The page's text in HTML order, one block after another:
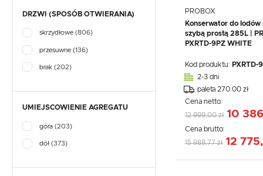
DRZWI (SPOSÓB OTWIERANIA)
skrzydłowe (806)
przesuwne (136)
brak (202)
UMIEJSCOWIENIE AGREGATU
góra (203)
dół (373)
PROBOX
Konserwator do lodów
szybą prostą 285L |
PXRTD-9PZ WHITE
Kod produktu: PXRTD-
2-3 dni
paleta 270.00 zł
Cena netto:
12 999,00 zł 10
Cena brutto:
15 988,77 zł 12